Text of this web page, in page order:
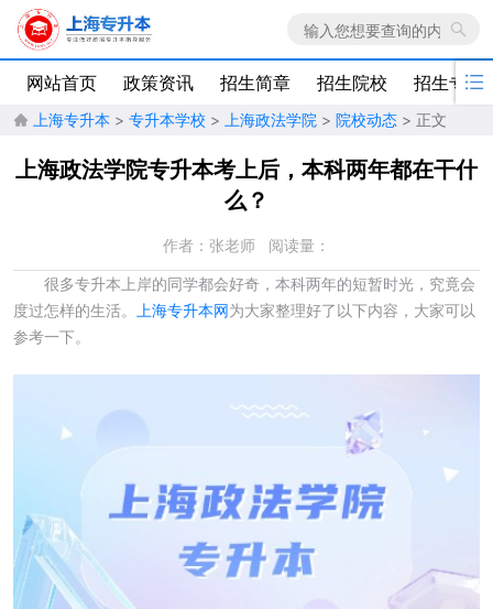
网站首页 政策资讯 招生简章 招生院校 招生专业

 上海专升本 > 专升本学校 > 上海政法学院 > 院校动态 > 正文
上海政法学院专升本考上后，本科两年都在干什
么？
作者：张老师 阅读量：
很多专升本上岸的同学都会好奇，本科两年的短暂时光，究竟会
度过怎样的生活。
上海专升本网为大家整理好了以下内容，大家可以
参考一下。